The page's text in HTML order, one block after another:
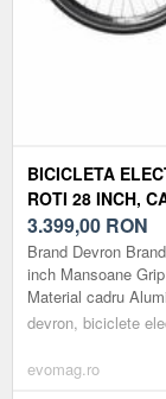
BICICLETA
ROTI 28 INCH,
MOTOR 250W,
3.399,00 RON
Brand Devron
inch Mansoane
Material cadru
devron, biciclete
evomag.ro